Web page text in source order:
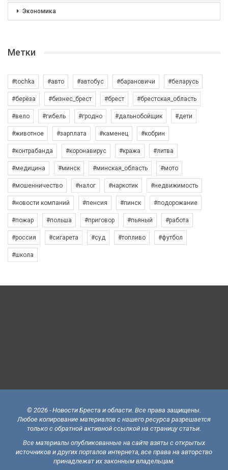
Экономика
Метки
#tochka #авто #автобус #барановичи #беларусь
#берёза #бизнес_брест #брест #брестская_область
#вело #гибель #гродно #дальнобойщик #дети
#животное #зарплата #каменец #кобрин
#контрабанда #коронавирус #кража #литва
#медицина #минск #минская_область #мото
#мошенничество #налог #наркотик #недвижимость
#новости компаний #пенсия #пинск #подорожание
#пожар #польша #приговор #пьяный #работа
#россия #сигарета #суд #топливо #футбол
#школа
© 2026 - Новости Бреста и области. Все права защищены.
Любое копирование материалов с нашего ресурса разрешается
только с обратной активной ссылкой на страницу статьи.
Все материалы опубликованные на сайте взяты с открытых
источников и других порталов интернета, все права на авторство
принадлежат их законным владельцам.